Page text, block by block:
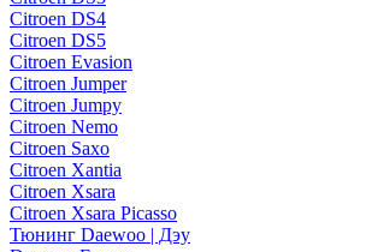
Citroen DS4
Citroen DS5
Citroen Evasion
Citroen Jumper
Citroen Jumpy
Citroen Nemo
Citroen Saxo
Citroen Xantia
Citroen Xsara
Citroen Xsara Picasso
Тюнинг Daewoo | Дэу